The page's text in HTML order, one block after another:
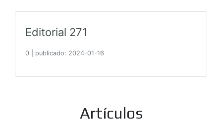
Editorial 271
0 publicado: 2024-01-16
Artículos